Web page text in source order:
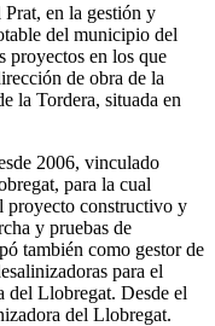
en la gestión y
del municipio del
proyectos en los que
de obra de la
la Tordera, situada en
2006, vinculado
para la cual
proyecto constructivo y
y pruebas de
también como gestor de
para el
del Llobregat. Desde el
del Llobregat.